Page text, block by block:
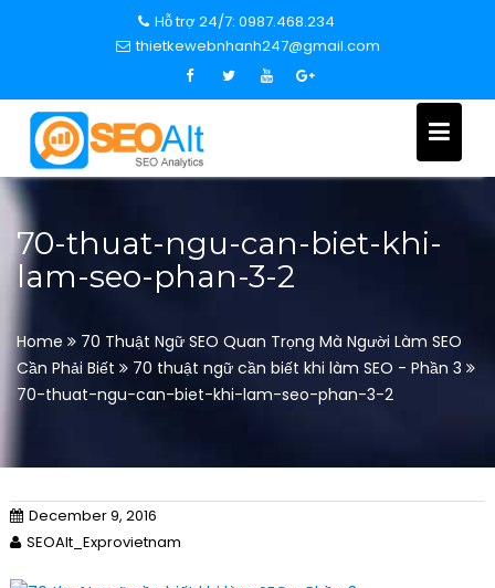
c
Hỗ trợ 24/7: 0987.468.234
thietkewebnhanh247@gmail.com
70-thuat-ngu-can-biet-khi-
lam-seo-phan-3-2
Home
70 Thuật Ngữ SEO Quan Trọng Mà Người Làm SEO
Cần Phải Biết
70 thuật ngữ cần biết khi làm SEO - Phần 3
70-thuat-ngu-can-biet-khi-lam-seo-phan-3-2
December 9, 2016
SEOAlt_Exprovietnam